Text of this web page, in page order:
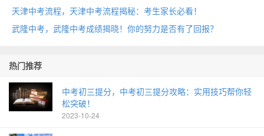
天津中考流程，天津中考流程揭秘：考生家长必看！
武隆中考，武隆中考成绩揭晓！你的努力是否有了回报？
热门推荐
中考初三提分，中考初三提分攻略：实用技巧帮你轻
松突破！
2023-10-24